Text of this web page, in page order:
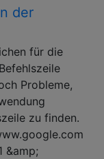
der
für die
Probleme,
zu finden.
&amp;